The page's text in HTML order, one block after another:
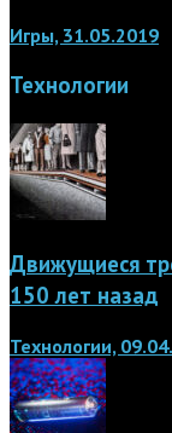
Игры, 31.05.2019
Технологии
Движущиеся
150 лет назад
Технологии,